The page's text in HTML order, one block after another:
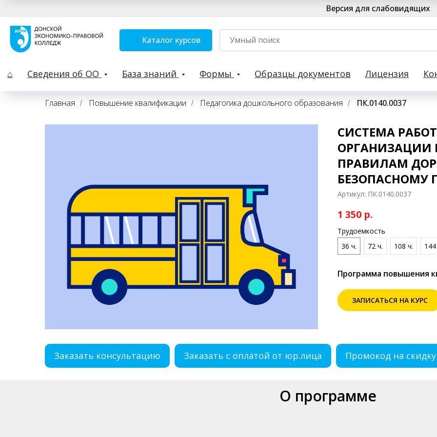
Версия для слабовидящих
Каталог курсов
⌂ Сведения об ОО База знаний Формы Образцы документов Лицензия
Главная / Повышение квалификации / Педагогика дошкольного образования / ПК.0140.0037
СИСТЕМА
ОРГАНИЗАЦИИ
ПРАВИЛАМ
БЕЗОПАСНОМУ
Артикул: ПК.0140.0037
1 350 р.
Трудоемкость
36 ч.
72 ч. 108 ч.
Программа повышения
ЗАПИСАТЬСЯ НА КУРС
Заказать консультацию Заказать с оплатой от юр.лица Промокод на скидку
О программе